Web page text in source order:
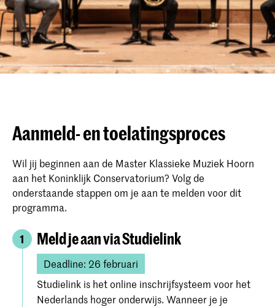
Aanmeld- en toelatingsproces
Wil jij beginnen aan de Master Klassieke Muziek Hoorn
aan het Koninklijk Conservatorium? Volg de
onderstaande stappen om je aan te melden voor dit
programma.
1 Meld je aan via Studielink
Deadline: 26 februari
Studielink is het online inschrijfsysteem voor het
Nederlands hoger onderwijs. Wanneer je je